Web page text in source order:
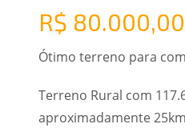
R$ 80.000,00
Ótimo terreno para
Terreno Rural com
aproximadamente